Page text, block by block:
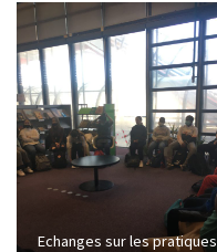
Echanges sur les pratiques